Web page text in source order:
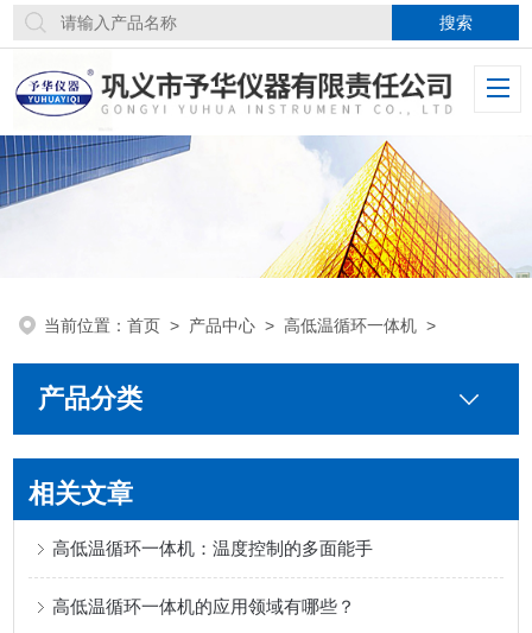
当前位置：首页 > 产品中心 >高低温循环一体机 >
产品分类
相关文章
高低温循环一体机：温度控制的多面能手
高低温循环一体机的应用领域有哪些？